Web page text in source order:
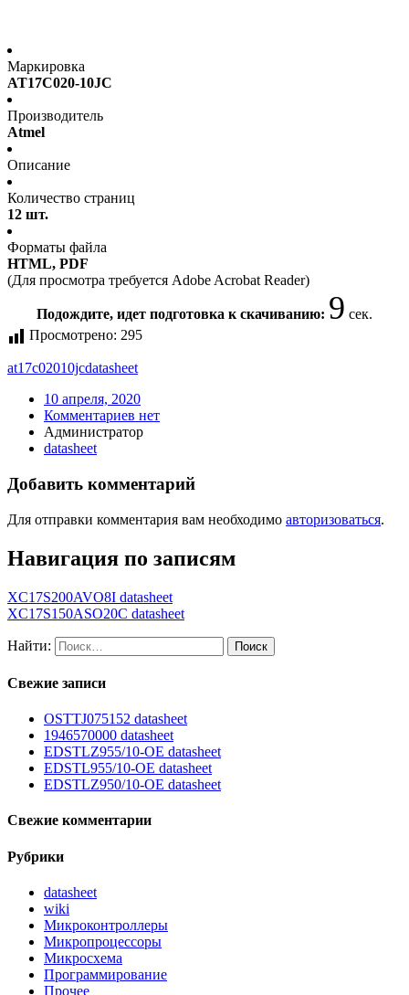
Маркировка
AT17C020-10JC
Производитель
Atmel
Описание
Количество страниц
12 шт.
Форматы файла
HTML, PDF
(Для просмотра требуется Adobe Acrobat Reader)
Подождите, идет подготовка к скачиванию: 9 сек.
Просмотрено: 295
at17c02010jcdatasheet
10 апреля, 2020
Комментариев нет
Администратор
datasheet
Добавить комментарий
Для отправки комментария вам необходимо авторизоваться.
Навигация по записям
XC17S200AVO8I datasheet
XC17S150ASO20C datasheet
Найти:
Свежие записи
OSTTJ075152 datasheet
1946570000 datasheet
EDSTLZ955/10-OE datasheet
EDSTL955/10-OE datasheet
EDSTLZ950/10-OE datasheet
Свежие комментарии
Рубрики
datasheet
wiki
Микроконтроллеры
Микропроцессоры
Микросхема
Программирование
Прочее